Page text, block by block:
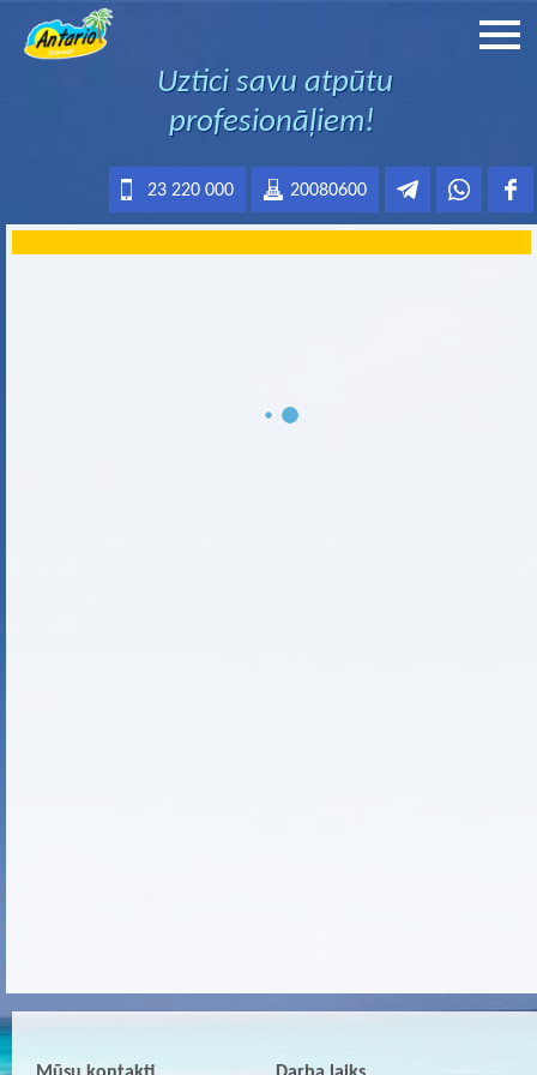
Uztici savu atpūtu
profesionāļiem!
20080600
23 220 000